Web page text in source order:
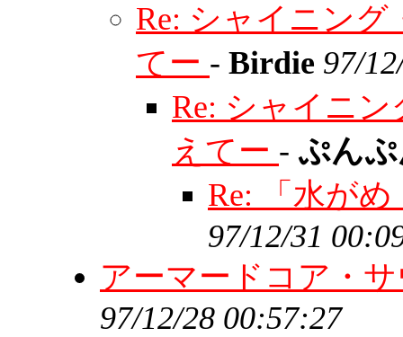
Re: シャイニン
てー - Birdie 97/
Re: シャイニ
えてー - ぷん
Re: 「水が
97/12/31
アーマードコア・
97/12/28 00:57:27